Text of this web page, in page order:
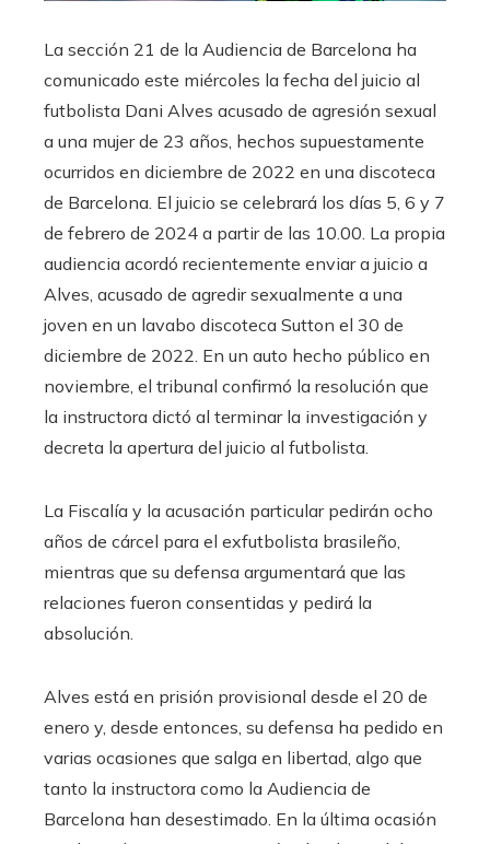
La sección 21 de la Audiencia de Barcelona ha
comunicado este miércoles la fecha del juicio al
futbolista Dani Alves acusado de agresión sexual
a una mujer de 23 años, hechos supuestamente
ocurridos en diciembre de 2022 en una discoteca
de Barcelona. El juicio se celebrará los días 5, 6 y 7
de febrero de 2024 a partir de las 10.00. La propia
audiencia acordó recientemente enviar a juicio a
Alves, acusado de agredir sexualmente a una
joven en un lavabo discoteca Sutton el 30 de
diciembre de 2022. En un auto hecho público en
noviembre, el tribunal confirmó la resolución que
la instructora dictó al terminar la investigación y
decreta la apertura del juicio al futbolista.
La Fiscalía y la acusación particular pedirán ocho
años de cárcel para el exfutbolista brasileño,
mientras que su defensa argumentará que las
relaciones fueron consentidas y pedirá la
absolución.
Alves está en prisión provisional desde el 20 de
enero y, desde entonces, su defensa ha pedido en
varias ocasiones que salga en libertad, algo que
tanto la instructora como la Audiencia de
Barcelona han desestimado. En la última ocasión